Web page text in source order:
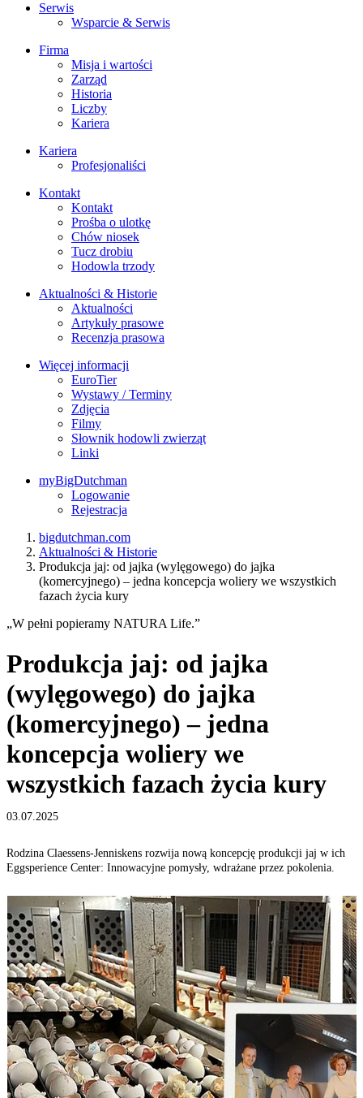
Serwis
Wsparcie & Serwis
Firma
Misja i wartości
Zarząd
Historia
Liczby
Kariera
Kariera
Profesjonaliści
Kontakt
Kontakt
Prośba o ulotkę
Chów niosek
Tucz drobiu
Hodowla trzody
Aktualności & Historie
Aktualności
Artykuły prasowe
Recenzja prasowa
Więcej informacji
EuroTier
Wystawy / Terminy
Zdjęcia
Filmy
Słownik hodowli zwierząt
Linki
myBigDutchman
Logowanie
Rejestracja
bigdutchman.com
Aktualności & Historie
Produkcja jaj: od jajka (wylęgowego) do jajka
(komercyjnego) – jedna koncepcja woliery we wszystkich
fazach życia kury
„W pełni popieramy NATURA Life.”
Produkcja jaj: od jajka
(wylęgowego) do jajka
(komercyjnego) – jedna
koncepcja woliery we
wszystkich fazach życia kury
03.07.2025
Rodzina Claessens-Jenniskens rozwija nową koncepcję produkcji jaj w ich
Eggsperience Center: Innowacyjne pomysły, wdrażane przez pokolenia.